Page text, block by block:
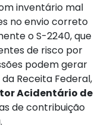
inventário mal
no envio correto
o S-2240, que
de risco por
podem gerar
Receita Federal,
Acidentário de
de contribuição